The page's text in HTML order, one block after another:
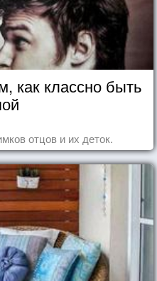
как классно быть
отцов и их деток.